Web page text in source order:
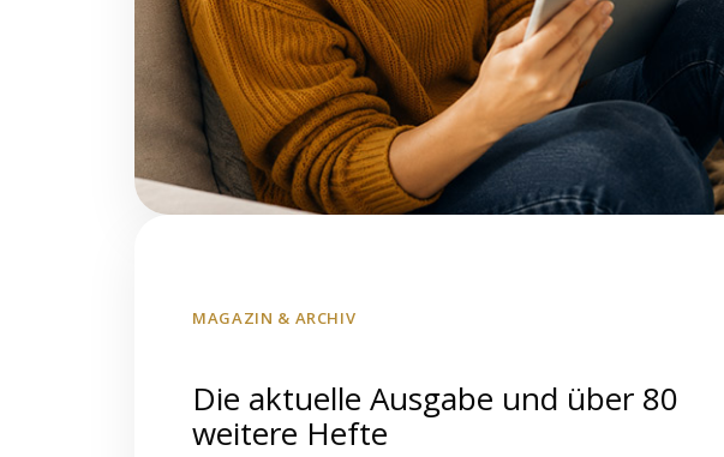
MAGAZIN & ARCHIV
Die aktuelle Ausgabe und über 80
weitere Hefte